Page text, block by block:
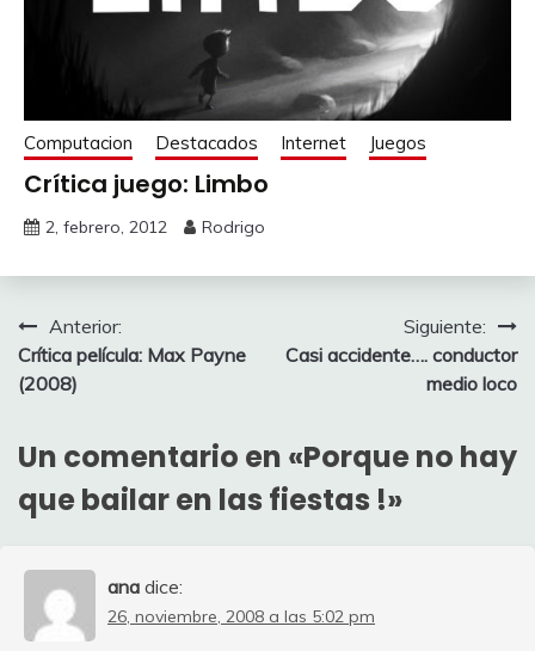
Computacion Destacados Internet Juegos
Crítica juego: Limbo
2, febrero, 2012 Rodrigo
Navegación
de
Anterior:
Crítica película: Max Payne
(2008)
Siguiente:
Casi accidente…. conductor
medio loco
Un comentario en «Porque no hay
que bailar en las fiestas !»
ana dice:
26, noviembre, 2008 a las 5:02 pm